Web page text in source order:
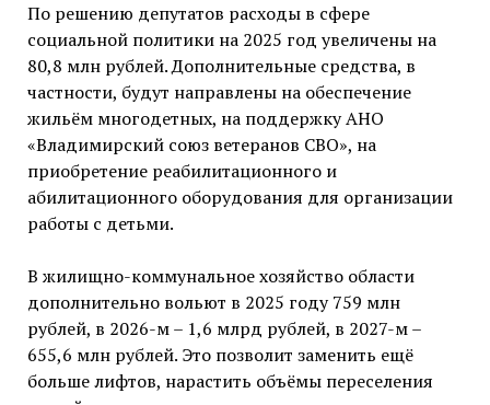
По решению депутатов расходы в сфере
социальной политики на 2025 год увеличены на
80,8 млн рублей. Дополнительные средства, в
частности, будут направлены на обеспечение
жильём многодетных, на поддержку АНО
«Владимирский союз ветеранов СВО», на
приобретение реабилитационного и
абилитационного оборудования для организации
работы с детьми.
В жилищно-коммунальное хозяйство области
дополнительно вольют в 2025 году 759 млн
рублей, в 2026-м – 1,6 млрд рублей, в 2027-м –
655,6 млн рублей. Это позволит заменить ещё
больше лифтов, нарастить объёмы переселения